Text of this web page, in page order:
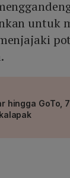
untuk
hingga GoTo,